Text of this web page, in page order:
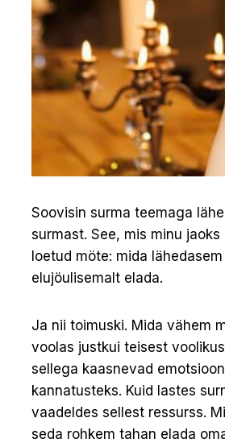
Soovisin surma teemaga
surmast. See, mis minu
loetud möte: mida
elujöulisemalt elada.
Ja nii toimuski. Mida vähem
voolas justkui teisest
sellega kaasnevad
kannatusteks. Kuid lastes
vaadeldes sellest ressurss.
seda rohkem tahan elada